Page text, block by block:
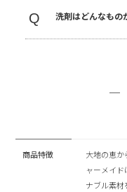
Q 洗剤はどんなもの
商品特徴
大地の恵か
ャーメイ
ナブル素材